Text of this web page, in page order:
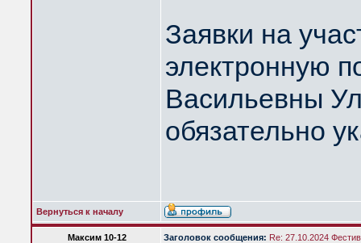
Заявки на
электронную
Васильевны
обязательно
Вернуться к началу
Максим 10-12 Заголовок сообщения: Re: 27.10.2024